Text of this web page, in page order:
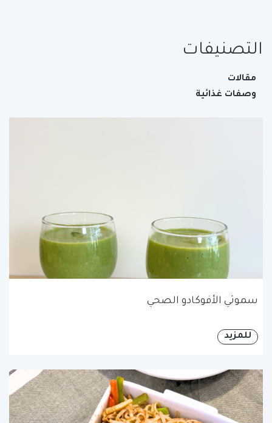
التصنيفات
مقالات
وصفات غذائية
سموثي الأفوكادو الصحي
للمزيد